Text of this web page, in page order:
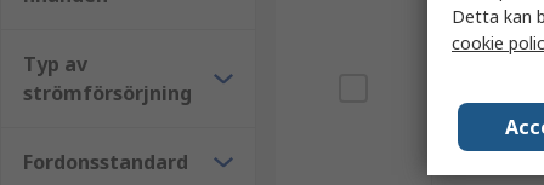
Typ av
strömförsörjning
Fordonsstandard
Detta kan
cookie